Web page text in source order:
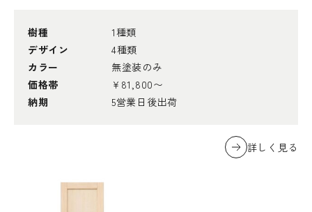
樹種
1種類
デザイン
4種類
カラー
無塗装のみ
価格帯
¥81,800〜
納期
5営業日後出荷
詳しく見る